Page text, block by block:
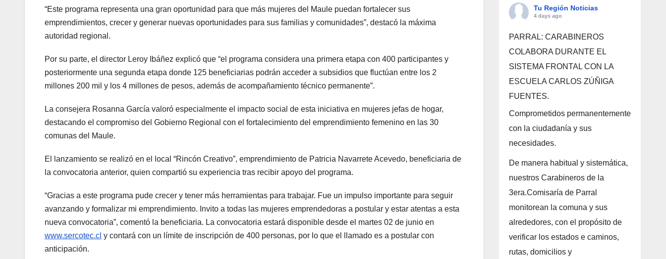
“Este programa representa una gran oportunidad para que más mujeres del Maule puedan fortalecer sus
emprendimientos, crecer y generar nuevas oportunidades para sus familias y comunidades”, destacó la máxima
autoridad regional.
Por su parte, el director Leroy Ibáñez explicó que “el programa considera una primera etapa con 400 participantes y
posteriormente una segunda etapa donde 125 beneficiarias podrán acceder a subsidios que fluctúan entre los 2
millones 200 mil y los 4 millones de pesos, además de acompañamiento técnico permanente”.
La consejera Rosanna García valoró especialmente el impacto social de esta iniciativa en mujeres jefas de hogar,
destacando el compromiso del Gobierno Regional con el fortalecimiento del emprendimiento femenino en las 30
comunas del Maule.
El lanzamiento se realizó en el local “Rincón Creativo”, emprendimiento de Patricia Navarrete Acevedo, beneficiaria de
la convocatoria anterior, quien compartió su experiencia tras recibir apoyo del programa.
“Gracias a este programa pude crecer y tener más herramientas para trabajar. Fue un impulso importante para seguir
avanzando y formalizar mi emprendimiento. Invito a todas las mujeres emprendedoras a postular y estar atentas a esta
nueva convocatoria”, comentó la beneficiaria. La convocatoria estará disponible desde el martes 02 de junio en
www.sercotec.cl y contará con un límite de inscripción de 400 personas, por lo que el llamado es a postular con
anticipación.
Tu Región Noticias
4 days ago
PARRAL: CARABINEROS
COLABORA DURANTE EL
SISTEMA FRONTAL CON LA
ESCUELA CARLOS ZÚÑIGA
FUENTES.
Comprometidos permanentemente
con la ciudadanía y sus
necesidades.
De manera habitual y sistemática,
nuestros Carabineros de la
3era.Comisaría de Parral
monitorean la comuna y sus
alrededores, con el propósito de
verificar los estados e caminos,
rutas, domicilios y